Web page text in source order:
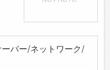
バー/ネットワーク/